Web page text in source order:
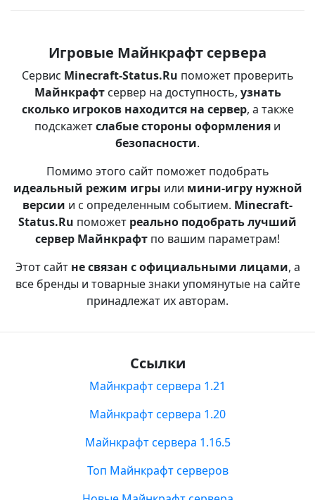
Игровые Майнкрафт сервера
Сервис Minecraft-Status.Ru поможет проверить
Майнкрафтсервер на доступность, узнать
сколько игроков находится на сервер, а также
подскажетслабые стороны оформления и
безопасности.
Помимо этого сайт поможет подобрать
идеальный режим игры или мини-игру нужной
версии и с определенным событием. Minecraft-
Status.Ru поможет реально подобрать лучший
сервер Майнкрафт по вашим параметрам!
Этот сайт не связан с официальными лицами, а
все бренды и товарные знаки упомянутые на сайте
принадлежат их авторам.
Ссылки
Майнкрафт сервера 1.21
Майнкрафт сервера 1.20
Майнкрафт сервера 1.16.5
Топ Майнкрафт серверов